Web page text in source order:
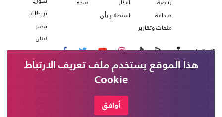
رياضة
صحافة
ملفات وتقارير
أفكار
استطلاع رأي
صحة
بريطانيا
مصر
لبنان
تابعنا على
هذا الموقع يستخدم ملف تعريف الارتباط
Cookie
أوافق